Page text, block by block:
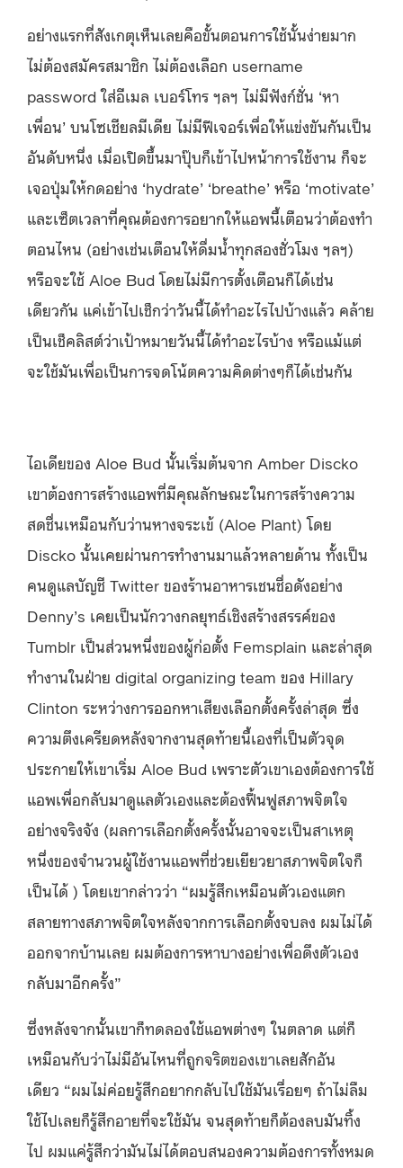
อย่างแรกที่สังเกตุเห็นเลยคือขั้นตอนการใช้นั้นง่ายมาก
ไม่ต้องสมัครสมาชิก ไม่ต้องเลือก username
passwordใส่อีเมล เบอร์โทร ฯลฯ ไม่มีฟังก์ชั่น ‘หา
เพื่อน’ บนโซเชียลมีเดีย ไม่มีฟีเจอร์เพื่อให้แข่งขันกันเป็น
อันดับหนึ่ง เมื่อเปิดขึ้นมาปุ๊บก็เข้าไปหน้าการใช้งาน ก็จะ
เจอปุ่มให้กดอย่าง ‘hydrate’ ‘breathe’ หรือ ‘motivate’
และเซ็ตเวลาที่คุณต้องการอยากให้แอพนี้เตือนว่าต้องทำ
ตอนไหน (อย่างเช่นเตือนให้ดื่มน้ำทุกสองชั่วโมง ฯลฯ)
หรือจะใช้ Aloe Budโดยไม่มีการตั้งเตือนก็ได้เช่น
เดียวกัน แค่เข้าไปเช็กว่าวันนี้ได้ทำอะไรไปบ้างแล้ว คล้าย
เป็นเช็คลิสต์ว่าเป้าหมายวันนี้ได้ทำอะไรบ้าง หรือแม้แต่
จะใช้มันเพื่อเป็นการจดโน้ตความคิดต่างๆก็ได้เช่นกัน
ไอเดียของ Aloe Bud นั้นเริ่มต้นจาก Amber Discko
เขาต้องการสร้างแอพที่มีคุณลักษณะในการสร้างความ
สดชื่นเหมือนกับว่านหางจระเข้ (Aloe Plant)โดย
Discko นั้นเคยผ่านการทำงานมาแล้วหลายด้าน ทั้งเป็น
คนดูแลบัญชี Twitter ของร้านอาหารเชนชื่อดังอย่าง
Denny’s เคยเป็นนักวางกลยุทธ์เชิงสร้างสรรค์ของ
Tumblr เป็นส่วนหนึ่งของผู้ก่อตั้ง Femsplain และล่าสุด
ทำงานในฝ่าย digital organizing team ของ Hillary
Clinton ระหว่างการออกหาเสียงเลือกตั้งครั้งล่าสุด ซึ่ง
ความตึงเครียดหลังจากงานสุดท้ายนี้เองที่เป็นตัวจุด
ประกายให้เขาเริ่ม Aloe Bud เพราะตัวเขาเองต้องการใช้
แอพเพื่อกลับมาดูแลตัวเองและต้องฟื้นฟูสภาพจิตใจ
อย่างจริงจัง (ผลการเลือกตั้งครั้งนั้นอาจจะเป็นสาเหตุ
หนึ่งของจำนวนผู้ใช้งานแอพที่ช่วยเยียวยาสภาพจิตใจก็
เป็นได้ ) โดยเขากล่าวว่า “ผมรู้สึกเหมือนตัวเองแตก
สลายทางสภาพจิตใจหลังจากการเลือกตั้งจบลง ผมไม่ได้
ออกจากบ้านเลย ผมต้องการหาบางอย่างเพื่อดึงตัวเอง
กลับมาอีกครั้ง”
ซึ่งหลังจากนั้นเขาก็ทดลองใช้แอพต่างๆ ในตลาด แต่ก็
เหมือนกับว่าไม่มีอันไหนที่ถูกจริตของเขาเลยสักอัน
เดียว “ผมไม่ค่อยรู้สึกอยากกลับไปใช้มันเรื่อยๆ ถ้าไม่ลืม
ใช้ไปเลยก็รู้สึกอายที่จะใช้มัน จนสุดท้ายก็ต้องลบมันทิ้ง
ไป ผมแค่รู้สึกว่ามันไม่ได้ตอบสนองความต้องการทั้งหมด